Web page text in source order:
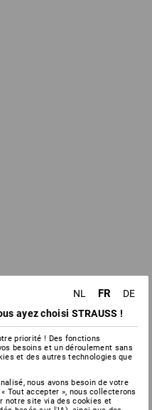
NL FR
DE
ayez choisi STRAUSS !
priorité ! Des fonctions
besoins et un déroulement sans
et des autres technologies que
nous avons besoin de votre
Tout accepter », nous collecterons
notre site via des cookies et